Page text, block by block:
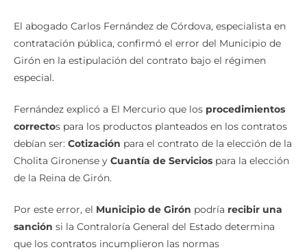
contratación pública, confirmó el error del Municipio de
Girón en la estipulación del contrato bajo el régimen
especial.
correctos para los productos planteados en los contratos
debían ser:Cotizaciónpara el contrato de la elección de la
Cholita Gironense yCuantía de Servicios para la elección
de la Reina de Girón.
sanciónsi la Contraloría General del Estado determina
que los contratos incumplieron las normas
procedimentales y sustantivas de la Ley de Contratación